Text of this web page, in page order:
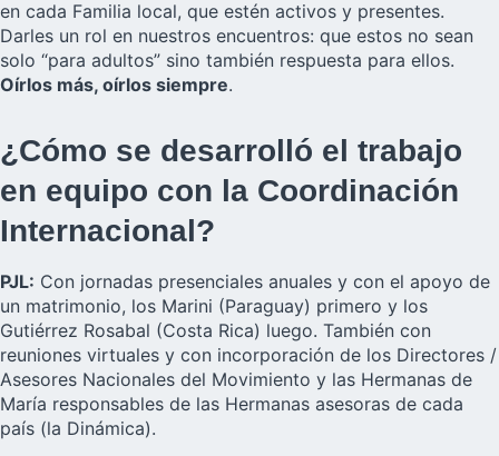
en cada Familia local, que estén activos y presentes.
Darles un rol en nuestros encuentros: que estos no sean
solo “para adultos” sino también respuesta para ellos.
Oírlos más, oírlos siempre.
¿Cómo se desarrolló el trabajo
en equipo con la Coordinación
Internacional?
PJL: Con jornadas presenciales anuales y con el apoyo de
un matrimonio, los Marini (Paraguay) primero y los
Gutiérrez Rosabal (Costa Rica) luego. También con
reuniones virtuales y con incorporación de los Directores /
Asesores Nacionales del Movimiento y las Hermanas de
María responsables de las Hermanas asesoras de cada
país (la Dinámica).